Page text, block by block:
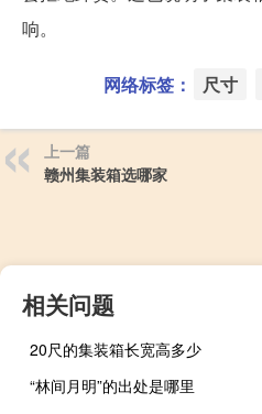
响。
网络标签： 尺寸
上一篇
赣州集装箱选哪家
相关问题
20尺的集装箱长宽高多少
“林间月明”的出处是哪里